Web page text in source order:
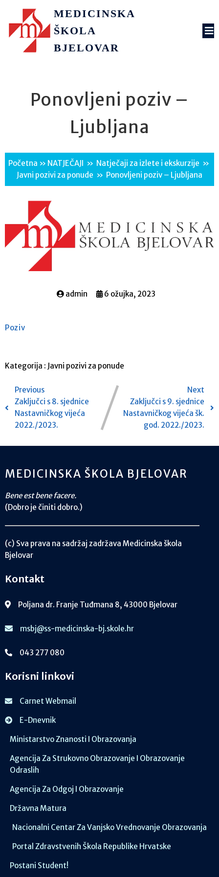
MEDICINSKA
ŠKOLA
BJELOVAR
Ponovljeni poziv –
Ljubljana
Početna » NATJEČAJI » Natječaji za izlete i ekskurzije »
Javni pozivi za ponude » Ponovljeni poziv – Ljubljana
admin 6 ožujka, 2023
Poziv
Kategorija : Javni pozivi za ponude
Previous
Zaključci s 8. sjednice
Nastavničkog vijeća
2022./2023.
Next
Zaključci s 9. sjednice
Nastavničkog vijeća šk.
god. 2022./2023.
MEDICINSKA ŠKOLA BJELOVAR
Bene est bene facere.
(Dobro je činiti dobro.)
(c) Sva prava na sadržaj zadržava Medicinska škola
Bjelovar
Kontakt
Poljana dr. Franje Tuđmana 8, 43000 Bjelovar
msbj@ss-medicinska-bj.skole.hr
043 277 080
Korisni linkovi
Carnet Webmail
E-Dnevnik
Ministarstvo Znanosti I Obrazovanja
Agencija Za Strukovno Obrazovanje I Obrazovanje
Odraslih
Agencija Za Odgoj I Obrazovanje
Državna Matura
Nacionalni Centar Za Vanjsko Vrednovanje Obrazovanja
Portal Zdravstvenih Škola Republike Hrvatske
Postani Student!